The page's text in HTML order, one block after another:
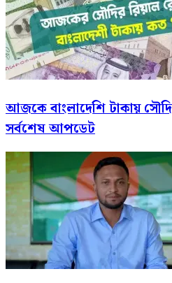
আজকে বাংলাদেশি টাকায়
সর্বশেষ আপডেট